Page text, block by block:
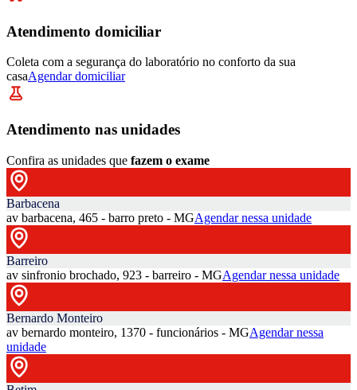
Atendimento domiciliar
Coleta com a segurança do laboratório no conforto da sua
casaAgendar domiciliar
Atendimento nas unidades
Confira as unidades que fazem o exame
Barbacena
av barbacena, 465 - barro preto - MGAgendar nessa unidade
Barreiro
av sinfronio brochado, 923 - barreiro - MGAgendar nessa unidade
Bernardo Monteiro
av bernardo monteiro, 1370 - funcionários - MGAgendar nessa
unidade